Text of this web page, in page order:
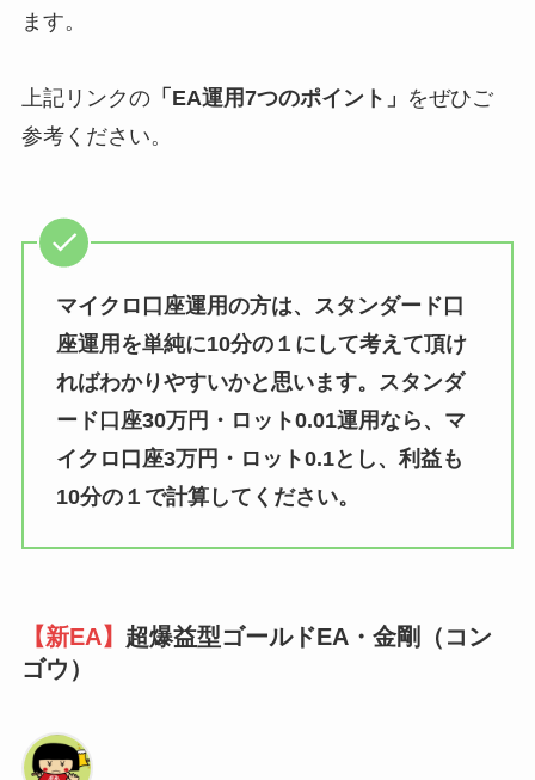
ます。
上記リンクの「EA運用7つのポイント」 をぜひご
参考ください。
マイクロ口座運用の方は、スタンダード口
座運用を単純に10分の１にして考えて頂け
ればわかりやすいかと思います。スタンダ
ード口座30万円・ロット0.01運用なら、マ
イクロ口座3万円・ロット0.1とし、利益も
10分の１で計算してください。
【新EA】 超爆益型ゴールドEA・金剛（コン
ゴウ）